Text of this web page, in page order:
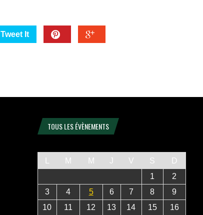
Tweet It
TOUS LES ÉVÈNEMENTS
M M J V S
D
1
2
3
4 5 6 7 8
9
10
11 12 13 14 15 16